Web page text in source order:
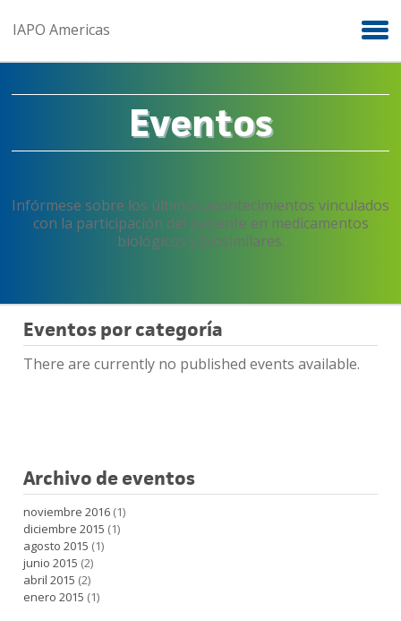
IAPO Americas
Eventos
Infórmese sobre los últimos acontecimientos vinculados
con la participación del paciente en medicamentos
biológicos y biosimilares.
Eventos por categoría
There are currently no published events available.
Archivo de eventos
noviembre 2016 (1)
diciembre 2015 (1)
agosto 2015 (1)
junio 2015 (2)
abril 2015 (2)
enero 2015 (1)